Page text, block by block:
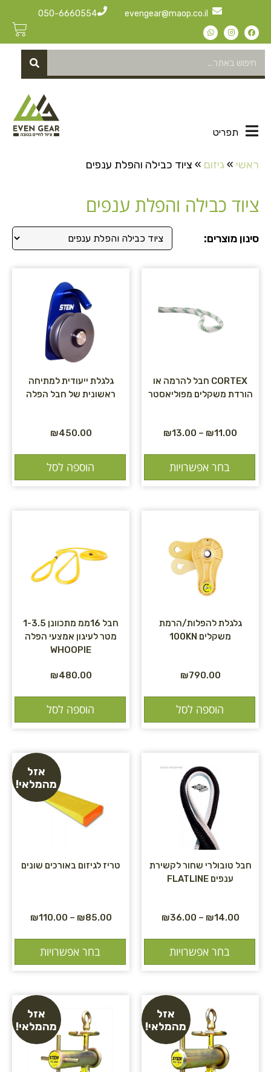
evengear@maop.co.il
050-6660554
תפריט
ראשי »גיזום » ציוד כבילה והפלת ענפים
ציוד כבילה והפלת ענפים
סינון מוצרים:
CORTEX חבל להרמה או
הורדת משקלים מפוליאסטר
₪11.00
–
₪13.00
בחר אפשרויות
גלגלת ייעודית למתיחה
ראשונית של חבל הפלה
₪450.00
הוספה לסל
גלגלת להפלות/הרמת
משקלים 100KN
₪790.00
הוספה לסל
חבל 16ממ מתכוונן 1-3.5
מטר לעיגון אמצעי הפלה
WHOOPIE
₪480.00
הוספה לסל
חבל טובולרי שחור לקשירת
ענפים FLATLINE
₪14.00
–
₪36.00
בחר אפשרויות
אזל
מהמלאי!
טריז לגיזום באורכים שונים
₪85.00
–
₪110.00
בחר אפשרויות
אזל
מהמלאי!
אזל
מהמלאי!